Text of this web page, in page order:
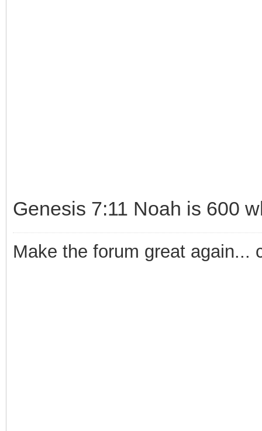
Genesis 7:11 Noah is 600
Make the forum great again...